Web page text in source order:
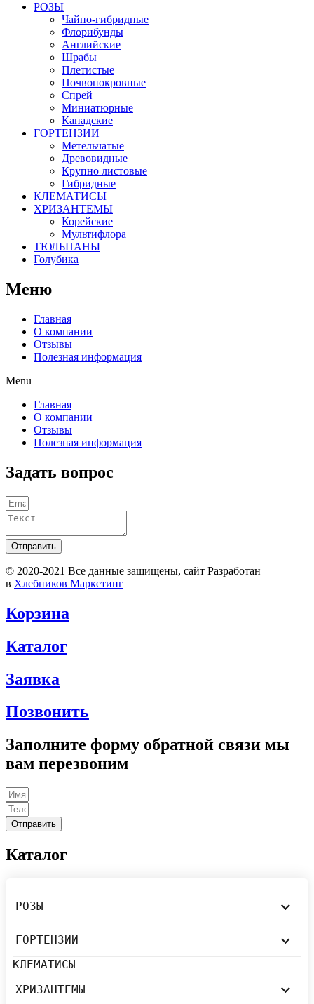
РОЗЫ
Чайно-гибридные
Флорибунды
Английские
Шрабы
Плетистые
Почвопокровные
Спрей
Миниатюрные
Канадские
ГОРТЕНЗИИ
Метельчатые
Древовидные
Крупно листовые
Гибридные
КЛЕМАТИСЫ
ХРИЗАНТЕМЫ
Корейские
Мультифлора
ТЮЛЬПАНЫ
Голубика
Меню
Главная
О компании
Отзывы
Полезная информация
Menu
Главная
О компании
Отзывы
Полезная информация
Задать вопрос
Отправить
© 2020-2021 Вcе данные защищены, сайт Разработан
в Хлебников Маркетинг
Корзина
Каталог
Заявка
Позвонить
Заполните форму обратной связи мы
вам перезвоним
Отправить
Каталог
РОЗЫ
ГОРТЕНЗИИ
КЛЕМАТИСЫ
ХРИЗАНТЕМЫ